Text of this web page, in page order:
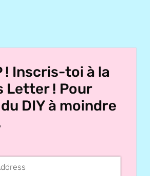
! Inscris-toi à la
Letter ! Pour
DIY à moindre